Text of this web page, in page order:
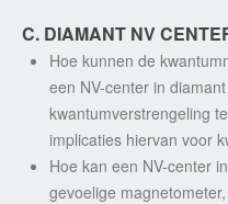
C. DIAMANT NV
Hoe kunnen de
een NV-center in
kwantumverstrengeling
implicaties hiervan voor
Hoe kan een NV-center
gevoelige